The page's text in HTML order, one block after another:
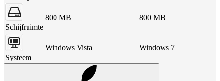
Schijfruimte
800 MB 800 MB
Systeem
Windows Vista Windows 7